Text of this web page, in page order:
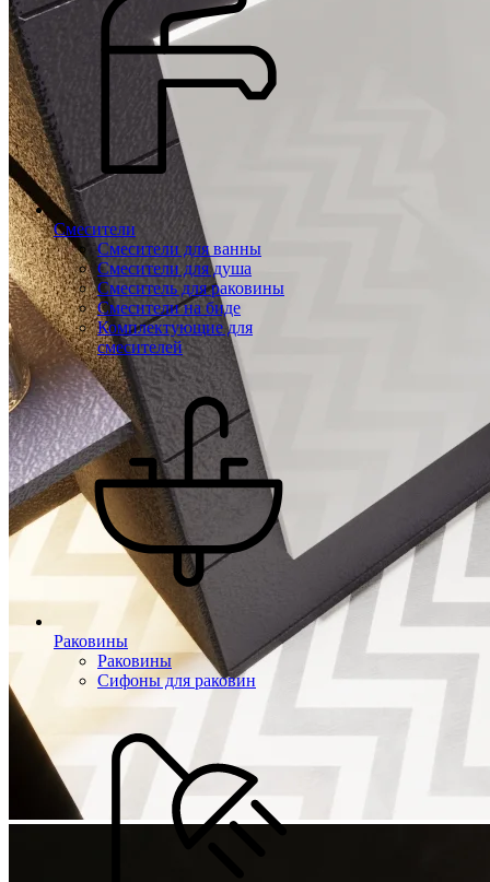
Смесители
Смесители для ванны
Смесители для душа
Смеситель для раковины
Смесители на биде
Комплектующие для
смесителей
Раковины
Раковины
Сифоны для раковин